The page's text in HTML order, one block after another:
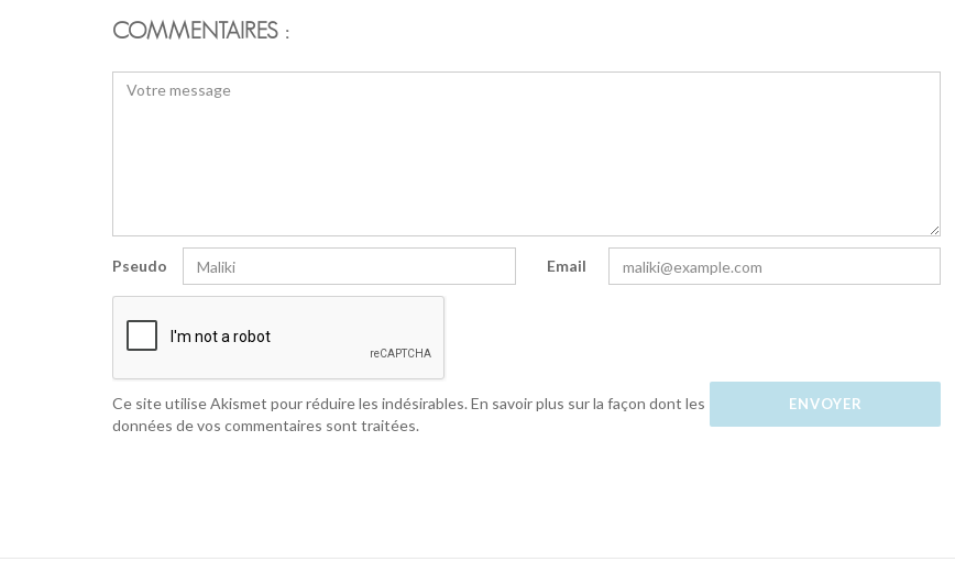
COMMENTAIRES :
Pseudo Email
Ce site utilise Akismet pour réduire les indésirables.En savoir plus sur la façon dont les
données de vos commentaires sont traitées.